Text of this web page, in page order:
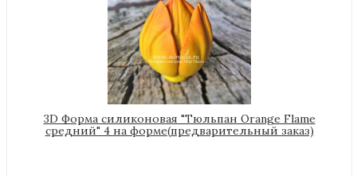
3D Форма силиконовая "Тюльпан Orange Flame
средний" 4 на форме(предварительный заказ)